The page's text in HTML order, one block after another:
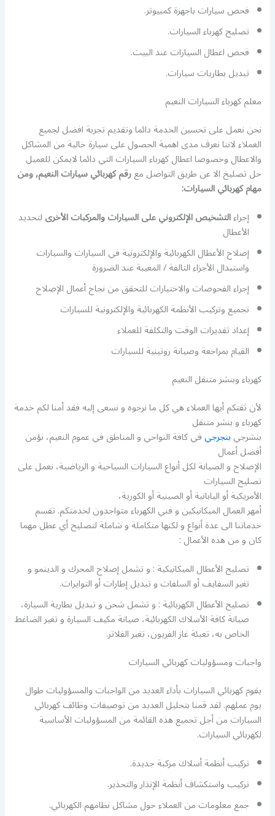
فحص سيارات باجهزة كمبيوتر.
تصليح كهرباء السيارات.
فحص اعطال السيارات عند البيت.
تبديل بطاريات سيارات.
معلم كهرباء السيارات النعيم
نحن نعمل على تحسين الخدمة دائما وتقديم تجربة افضل لجميع
العملاء لاننا نعرف مدى اهمية الحصول على سيارة خالية من المشاكل
والاعطال وخصوصا اعطال كهرباء السيارات التي دائما لايمكن للعميل
حل تصليخ الا عن طريق التواصل معرقم كهربائي سيارات النعيم, ومن
مهام كهربائي السيارات:
إجراءالتشخيص الإلكتروني على السيارات والمركبات الأخرىلتحديد
الأعطال
إصلاح الأعطال الكهربائية والإلكترونية في السيارات والسيارات
واستبدال الأجزاء التالفة / المعيبة عند الضرورة
إجراء الفحوصات والاختبارات للتحقق من نجاح أعمال الإصلاح
تجميع وتركيب الأنظمة الكهربائية والإلكترونية للسيارات
إعداد تقديرات الوقت والتكلفة للعملاء
القيام بمراجعة وصيانة روتينية للسيارات
كهرباء وبنشر متنقل النعيم
لأن ثقتكم أيها العملاء هي كل ما نرجوه و نسعى إليه فقد أمنا لكم خدمة
كهرباء و بنشر متنقل
بنشرجيبنجرجيفي كافة النواحي و المناطق في عموم النعيم، نؤمن
أفضل أعمال
الإصلاح و الصيانة لكل أنواع السيارات السياحية و الرياضية، نعمل على
تصليح السيارات
الأمريكية أو اليابانية أو الصينية أو الكورية،
أمهر العمال الميكانيكين و فني الكهرباء متواجدون لخدمتكم. تقسم
خدماتنا الى عدة أنواع و لكنها متكاملة و شاملة لتصليح أي عطل مهما
كان و من هذه الأعمال :
تصليح الأعطال الميكانيكية : و تشمل إصلاح المحرك و الدينمو و
تغير السفايف أو السلفات و تبديل إطارات أو التوايرات.
تصليح الأعطال الكهربائية : و تشمل شحن و تبديل بطارية السيارة،
صيانة كافة الأسلاك الكهربائية، صيانة مكيف السيارة و تغير الضاغط
الخاص به، تعبئة غاز الفريون، تغير الفلاتر.
واجبات ومسؤوليات كهربائي السيارات
يقوم كهربائي السيارات بأداء العديد من الواجبات والمسؤوليات طوال
يوم عملهم. لقد قمنا بتحليل العديد من توصيفات وظائف كهربائي
السيارات من أجل تجميع هذه القائمة من المسؤوليات الأساسية
لكهربائي السيارات.
تركيب أنظمة أسلاك مركبة جديدة.
تركيب واستكشاف أنظمة الإنذار والتحذير.
جمع معلومات من العملاء حول مشاكل نظامهم الكهربائي.